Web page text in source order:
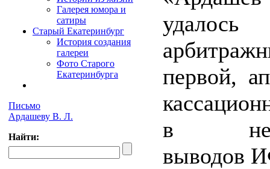
Галерея юмора и
сатиры
Старый Екатеринбург
История создания
галереи
Фото Старого
Екатеринбурга
Письмо
Ардашеву В. Л.
Найти:
первой,
в
выводов